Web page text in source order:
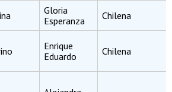
Gloria
Esperanza
Chilena
Enrique
Eduardo
Chilena